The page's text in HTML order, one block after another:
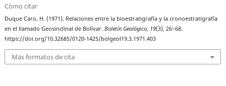
Cómo citar
Duque Caro, H. (1971). Relaciones entre la bioestratigrafía y la cronoestratigrafía
en el llamado Geosinclinal de Bolívar.Boletín Geológico, 19(3), 26–68.
https://doi.org/10.32685/0120-1425/bolgeol19.3.1971.403
Más formatos de cita